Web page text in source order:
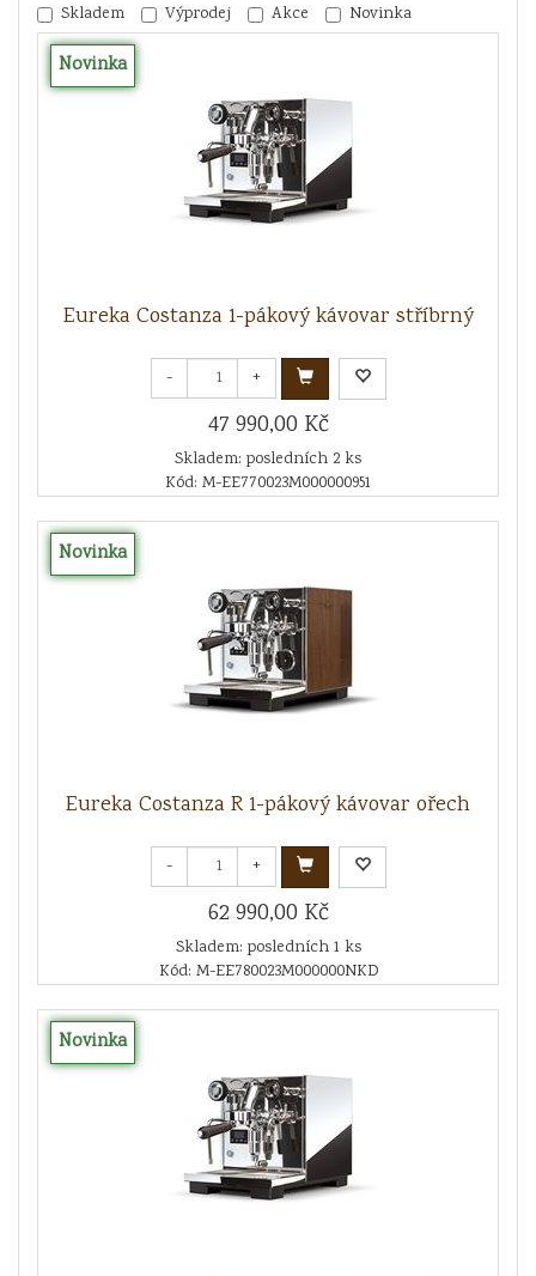
Skladem Výprodej Akce Novinka
Novinka
Eureka Costanza 1-pákový kávovar stříbrný
- +
47 990,00 Kč
Skladem: posledních 2 ks
Kód: M-EE770023M000000951
Novinka
Eureka Costanza R 1-pákový kávovar ořech
- +
62 990,00 Kč
Skladem: posledních 1 ks
Kód: M-EE780023M000000NKD
Novinka